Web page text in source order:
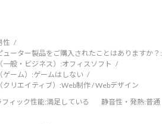
性
ーター製品をご購入されたことはありますか？:
般・ビジネス）:オフィスソフト
ゲーム）:ゲームはしない
リエイティブ）:Web制作 / Webデザイン
フィック性能:満足している 静音性・発熱:普通